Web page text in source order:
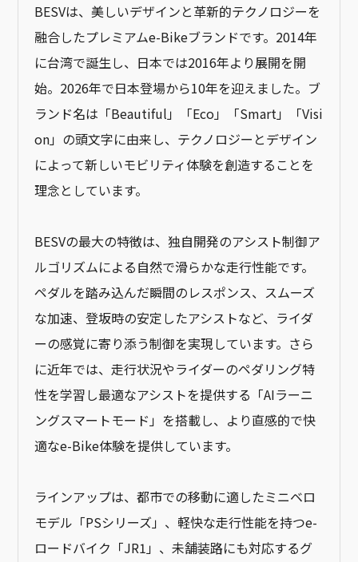
BESVは、美しいデザインと革新的テクノロジーを
融合したプレミアムe-Bikeブランドです。2014年
に台湾で誕生し、日本では2016年より展開を開
始。2026年で日本登場から10年を迎えました。ブ
ランド名は「Beautiful」「Eco」「Smart」「Visi
on」の頭文字に由来し、テクノロジーとデザイン
によって新しいモビリティ体験を創造することを
理念としています。
BESVの最大の特徴は、独自開発のアシスト制御ア
ルゴリズムによる自然で滑らかな走行性能です。
ペダルを踏み込んだ瞬間のレスポンス、スムーズ
な加速、登坂時の安定したアシストなど、ライダ
ーの感覚に寄り添う制御を実現しています。さら
に近年では、走行状況やライダーのペダリング特
性を学習し最適なアシストを提供する「AIラーニ
ングスマートモード」を搭載し、より直感的で快
適なe-Bike体験を提供しています。
ラインアップは、都市での移動に適したミニベロ
モデル「PSシリーズ」、軽快な走行性能を持つe-
ロードバイク「JR1」、未舗装路にも対応するグ